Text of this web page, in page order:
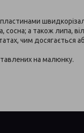
сосна; а також липа,
чим досягається
на малюнку.